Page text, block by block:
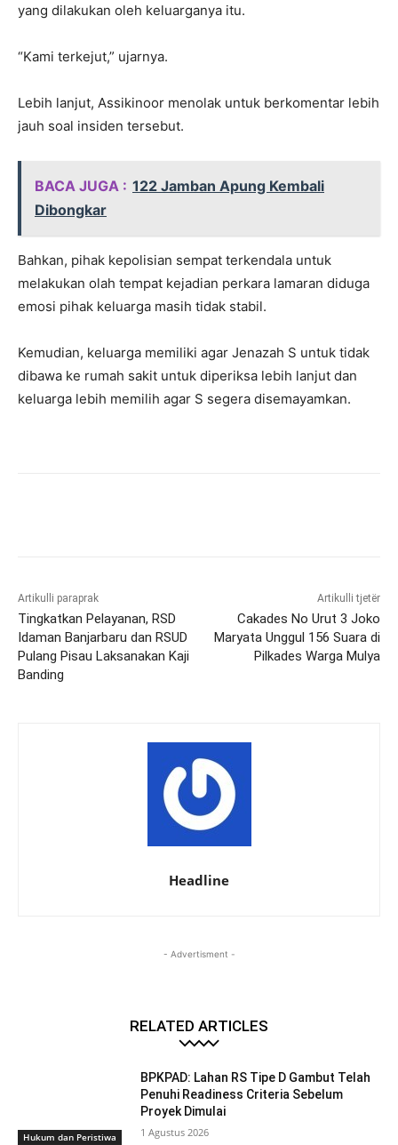
yang dilakukan oleh keluarganya itu.
“Kami terkejut,” ujarnya.
Lebih lanjut, Assikinoor menolak untuk berkomentar lebih
jauh soal insiden tersebut.
BACA JUGA : 122 Jamban Apung Kembali
Dibongkar
Bahkan, pihak kepolisian sempat terkendala untuk
melakukan olah tempat kejadian perkara lamaran diduga
emosi pihak keluarga masih tidak stabil.
Kemudian, keluarga memiliki agar Jenazah S untuk tidak
dibawa ke rumah sakit untuk diperiksa lebih lanjut dan
keluarga lebih memilih agar S segera disemayamkan.
Artikulli paraprak
Tingkatkan Pelayanan, RSD
Idaman Banjarbaru dan RSUD
Pulang Pisau Laksanakan Kaji
Banding
Artikulli tjetër
Cakades No Urut 3 Joko
Maryata Unggul 156 Suara di
Pilkades Warga Mulya
Headline
- Advertisment -
RELATED ARTICLES
Hukum dan Peristiwa
BPKPAD: Lahan RS Tipe D Gambut Telah
Penuhi Readiness Criteria Sebelum
Proyek Dimulai
1 Agustus 2026